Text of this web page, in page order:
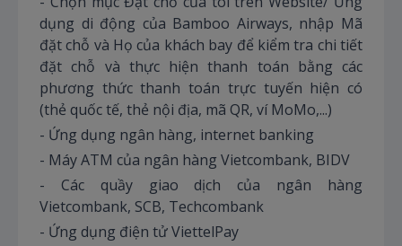
dụng di động của Bamboo Airways, nhập Mã
đặt chỗ và Họ của khách bay để kiểm tra chi tiết
đặt chỗ và thực hiện thanh toán bằng các
phương thức thanh toán trực tuyến hiện có
(thẻ quốc tế, thẻ nội địa, mã QR, ví MoMo,...)
- Ứng dụng ngân hàng, internet banking
- Máy ATM của ngân hàng Vietcombank, BIDV
- Các quầy giao dịch của ngân hàng
Vietcombank, SCB, Techcombank
- Ứng dụng điện tử ViettelPay